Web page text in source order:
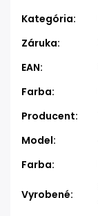
Kategória:
Záruka:
EAN:
Farba:
Producent:
Model:
Farba:
Vyrobené: